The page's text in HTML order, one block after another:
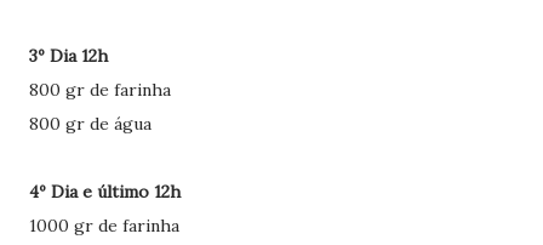
3º Dia 12h
800 gr de farinha
800 gr de água
4º Dia e último 12h
1000 gr de farinha